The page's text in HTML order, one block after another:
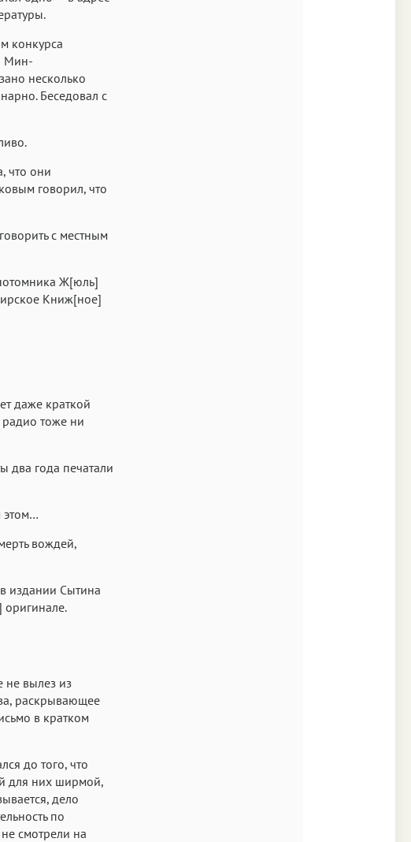
конкурса
Мин-
несколько
Беседовал с
что они
говорил, что
с местным
Ж[юль]
Книж[ное]
даже краткой
радио тоже ни
два года печатали
этом…
вождей,
издании Сытина
не вылез из
раскрывающее
в кратком
до того, что
для них ширмой,
дело
по
смотрели на